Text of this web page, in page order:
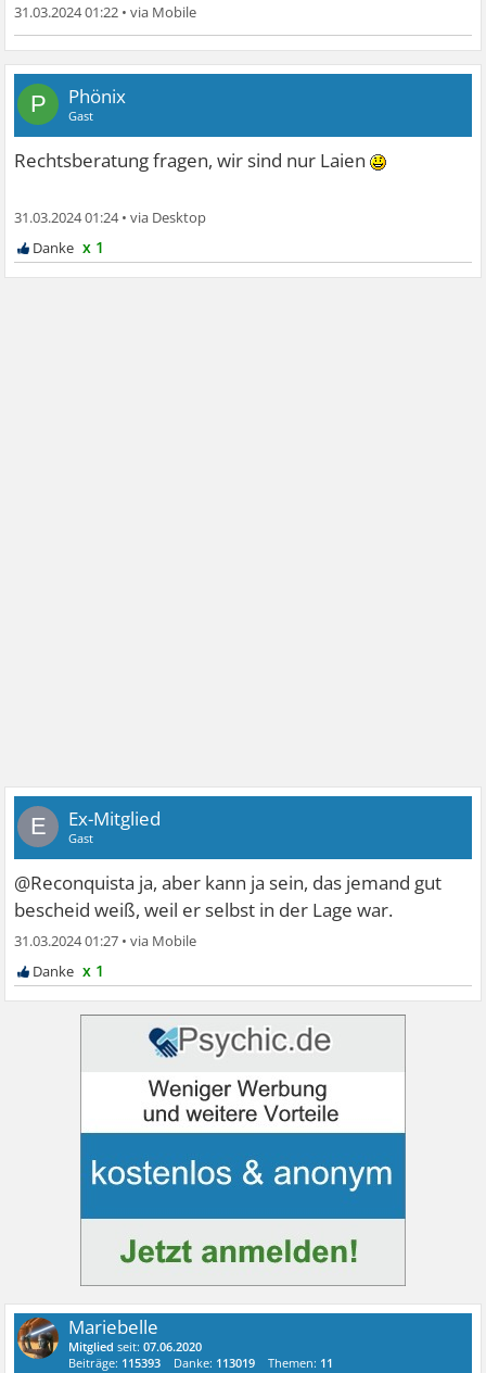
31.03.2024 01:22 •
P Phönix
Gast
Rechtsberatung fragen, wir sind nur Laien
31.03.2024 01:24•
x 1
E Ex-Mitglied
Gast
@Reconquista ja, aber kann ja sein, das jemand gut
bescheid weiß, weil er selbst in der Lage war.
31.03.2024 01:27 •
x 1
Mariebelle
Mitglied seit:07.06.2020
Beiträge: 115393 Danke: 113019 Themen: 11